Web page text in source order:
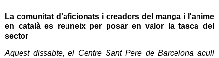
La comunitat d'aficionats i creadors del manga i l'anime
en català es reuneix per posar en valor la tasca del
sector
Aquest dissabte, el Centre Sant Pere de Barcelona acull